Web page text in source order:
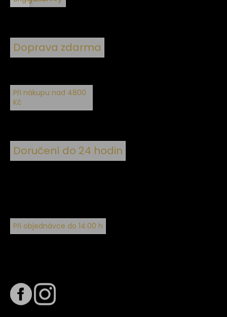
Doprava zdarma
Při nákupu nad 4800
Kč
Doručení do 24 hodin
Při objednávce do 14:00 h